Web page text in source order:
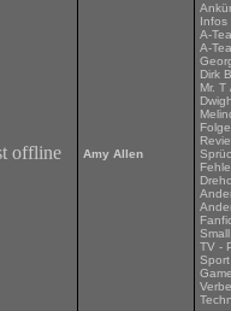
Amy Allen
Infos
A-
A-
Dirk
Mr.
TV -
Sport